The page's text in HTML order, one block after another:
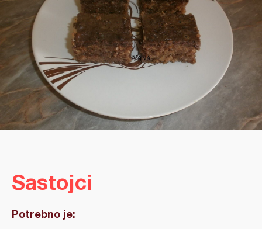
Sastojci
Potrebno je: